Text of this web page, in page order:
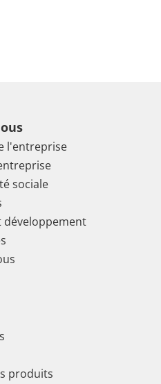
l'entreprise
sociale
développement
produits